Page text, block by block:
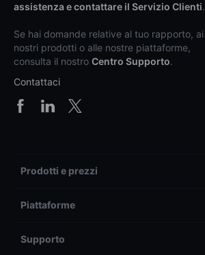
assistenza e contattare il Servizio Clienti.
Se hai domande relative al tuo rapporto, ai
nostri prodotti o alle nostre piattaforme,
consulta il nostro Centro Supporto.
Contattaci
Prodotti e prezzi
Piattaforme
Supporto